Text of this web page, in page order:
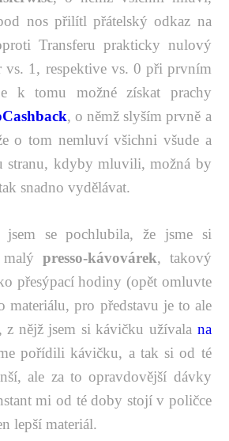
nos přilítl přátelský odkaz na
Transferu prakticky nulový
vs. 1, respektive vs. 0 při prvním
k tomu možné získat prachy
, o němž slyším prvně a
o tom nemluví všichni všude a
stranu, kdyby mluvili, možná by
snadno vydělávat.
se pochlubila, že jsme si
presso-kávovárek, takový
přesýpací hodiny (opět omluvte
materiálu, pro představu je to ale
z nějž jsem si kávičku užívala na
pořídili kávičku, a tak si od té
ale za to opravdovější dávky
mi od té doby stojí v poličce
lepší materiál.